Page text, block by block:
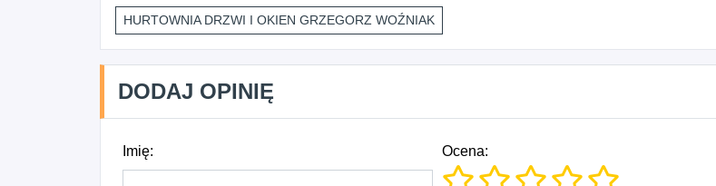
HURTOWNIA DRZWI I OKIEN GRZEGORZ WOŹNIAK
DODAJ OPINIĘ
Imię: Ocena: